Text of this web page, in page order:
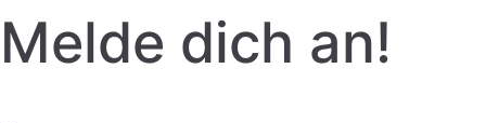
Melde dich an!